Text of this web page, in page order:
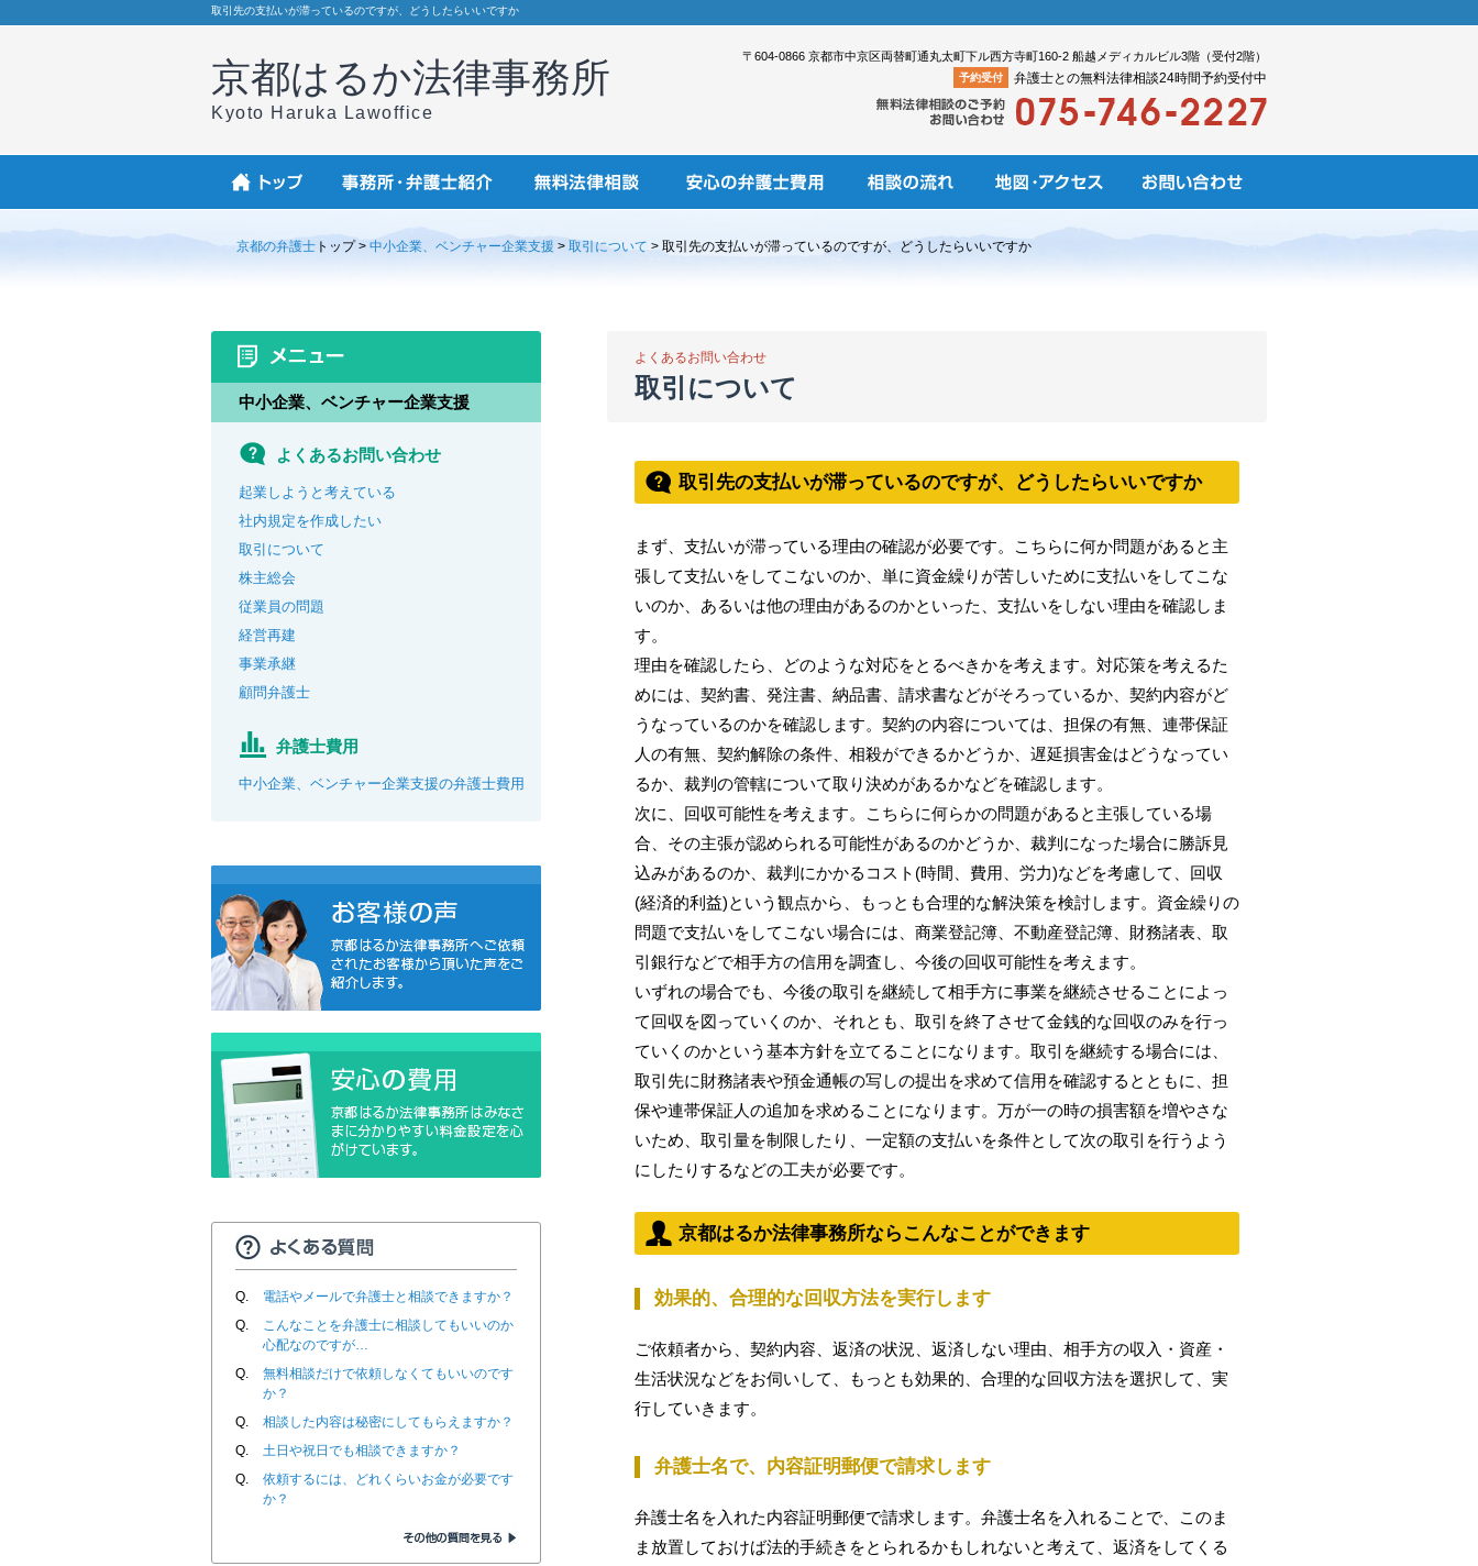
取引先の支払いが滞っているのですが、どうしたらいいですか
京都はるか法律事務所
Kyoto Haruka Lawoffice
〒604-0866 京都市中京区両替町通丸太町下ル西方寺町160-2 船越メディカルビル3階（受付2階）
弁護士との無料法律相談24時間予約受付中
予約受付
京都の弁護士 トップ > 中小企業、ベンチャー企業支援 > 取引について > 取引先の支払いが滞っているのですが、どうしたらいいですか
よくあるお問い合わせ
取引について
取引先の支払いが滞っているのですが、どうしたらいいですか
まず、支払いが滞っている理由の確認が必要です。こちらに何か問題があると主
張して支払いをしてこないのか、単に資金繰りが苦しいために支払いをしてこな
いのか、あるいは他の理由があるのかといった、支払いをしない理由を確認しま
す。
理由を確認したら、どのような対応をとるべきかを考えます。対応策を考えるた
めには、契約書、発注書、納品書、請求書などがそろっているか、契約内容がど
うなっているのかを確認します。契約の内容については、担保の有無、連帯保証
人の有無、契約解除の条件、相殺ができるかどうか、遅延損害金はどうなってい
るか、裁判の管轄について取り決めがあるかなどを確認します。
次に、回収可能性を考えます。こちらに何らかの問題があると主張している場
合、その主張が認められる可能性があるのかどうか、裁判になった場合に勝訴見
込みがあるのか、裁判にかかるコスト(時間、費用、労力)などを考慮して、回収
(経済的利益)という観点から、もっとも合理的な解決策を検討します。資金繰りの
問題で支払いをしてこない場合には、商業登記簿、不動産登記簿、財務諸表、取
引銀行などで相手方の信用を調査し、今後の回収可能性を考えます。
いずれの場合でも、今後の取引を継続して相手方に事業を継続させることによっ
て回収を図っていくのか、それとも、取引を終了させて金銭的な回収のみを行っ
ていくのかという基本方針を立てることになります。取引を継続する場合には、
取引先に財務諸表や預金通帳の写しの提出を求めて信用を確認するとともに、担
保や連帯保証人の追加を求めることになります。万が一の時の損害額を増やさな
いため、取引量を制限したり、一定額の支払いを条件として次の取引を行うよう
にしたりするなどの工夫が必要です。
京都はるか法律事務所ならこんなことができます
効果的、合理的な回収方法を実行します
ご依頼者から、契約内容、返済の状況、返済しない理由、相手方の収入・資産・
生活状況などをお伺いして、もっとも効果的、合理的な回収方法を選択して、実
行していきます。
弁護士名で、内容証明郵便で請求します
弁護士名を入れた内容証明郵便で請求します。弁護士名を入れることで、このま
ま放置しておけば法的手続きをとられるかもしれないと考えて、返済をしてくる
中小企業、ベンチャー企業支援
よくあるお問い合わせ
起業しようと考えている
社内規定を作成したい
取引について
株主総会
従業員の問題
経営再建
事業承継
顧問弁護士
弁護士費用
中小企業、ベンチャー企業支援の弁護士費用
Q.
電話やメールで弁護士と相談できますか？
Q.
こんなことを弁護士に相談してもいいのか
心配なのですが…
Q.
無料相談だけで依頼しなくてもいいのです
か？
Q.
相談した内容は秘密にしてもらえますか？
Q.
土日や祝日でも相談できますか？
Q.
依頼するには、どれくらいお金が必要です
か？